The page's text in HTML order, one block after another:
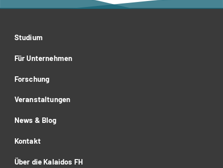
Studium
Für Unternehmen
Forschung
Veranstaltungen
News & Blog
Kontakt
Über die Kalaidos FH